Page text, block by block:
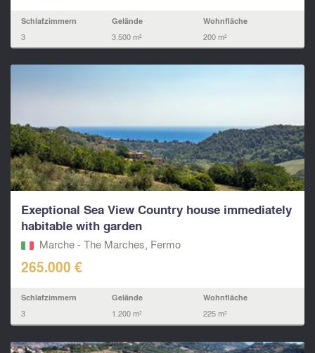
Schlafzimmern
3
Gelände
3.500 m²
Wohnfläche
200 m²
Exeptional Sea View Country house immediately
habitable with garden
Marche - The Marches, Fermo‎
265.000 €
Schlafzimmern
3
Gelände
1.200 m²
Wohnfläche
225 m²